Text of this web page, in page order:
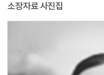
소장자료 사진집